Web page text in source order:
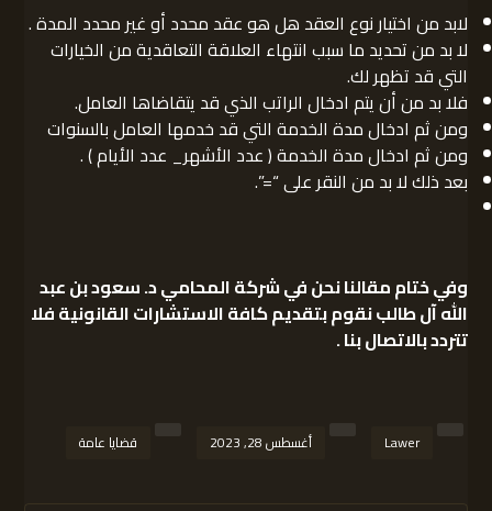
لابد من اختيار نوع العقد هل هو عقد محدد أو غير محدد المدة .
لا بد من تحديد ما سبب انتهاء العلاقة التعاقدية من الخيارات
التي قد تظهر لك.
فلا بد من أن يتم ادخال الراتب الذي قد يتقاضاها العامل.
ومن ثم ادخال مدة الخدمة التي قد خدمها العامل بالسنوات
ومن ثم ادخال مدة الخدمة ( عدد الأشهر_ عدد الأيام ) .
بعد ذلك لا بد من النقر على “=”.
وفي ختام مقالنا نحن فيشركة المحامي د. سعود بن عبد
الله آل طالبنقوم بتقديم كافة الاستشارات القانونية فلا
تتردد بالاتصال بنا .
Lawer أغسطس 28, 2023 قضايا عامة